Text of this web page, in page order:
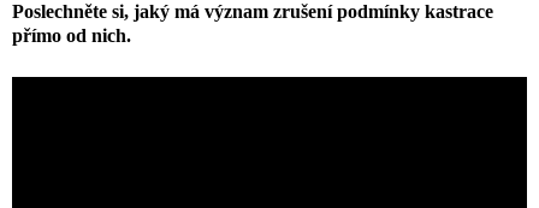
Poslechněte si, jaký má význam zrušení podmínky kastrace
přímo od nich.